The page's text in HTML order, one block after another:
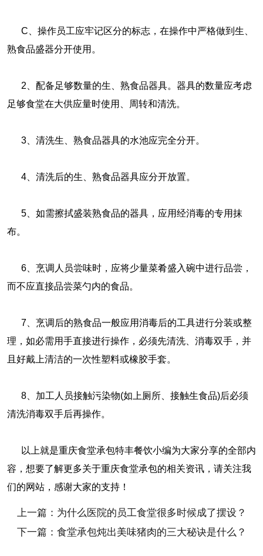
C、操作员工应牢记区分的标志，在操作中严格做到生、
熟食品盛器分开使用。
2、配备足够数量的生、熟食品器具。器具的数量应考虑
足够食堂在大供应量时使用、周转和清洗。
3、清洗生、熟食品器具的水池应完全分开。
4、清洗后的生、熟食品器具应分开放置。
5、如需擦拭盛装熟食品的器具，应用经消毒的专用抹
布。
6、烹调人员尝味时，应将少量菜肴盛入碗中进行品尝，
而不应直接品尝菜勺内的食品。
7、烹调后的熟食品一般应用消毒后的工具进行分装或整
理，如必需用手直接进行操作，必须先清洗、消毒双手，并
且好戴上清洁的一次性塑料或橡胶手套。
8、加工人员接触污染物(如上厕所、接触生食品)后必须
清洗消毒双手后再操作。
以上就是重庆食堂承包特丰餐饮小编为大家分享的全部内
容，想要了解更多关于重庆食堂承包的相关资讯，请关注我
们的网站，感谢大家的支持！
上一篇：为什么医院的员工食堂很多时候成了摆设？
下一篇：食堂承包炖出美味猪肉的三大秘诀是什么？